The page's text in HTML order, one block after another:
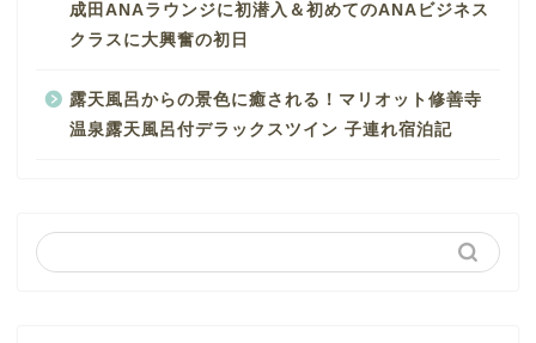
成田ANAラウンジに初潜入＆初めてのANAビジネス
クラスに大興奮の初日
露天風呂からの景色に癒される！マリオット修善寺
温泉露天風呂付デラックスツイン 子連れ宿泊記